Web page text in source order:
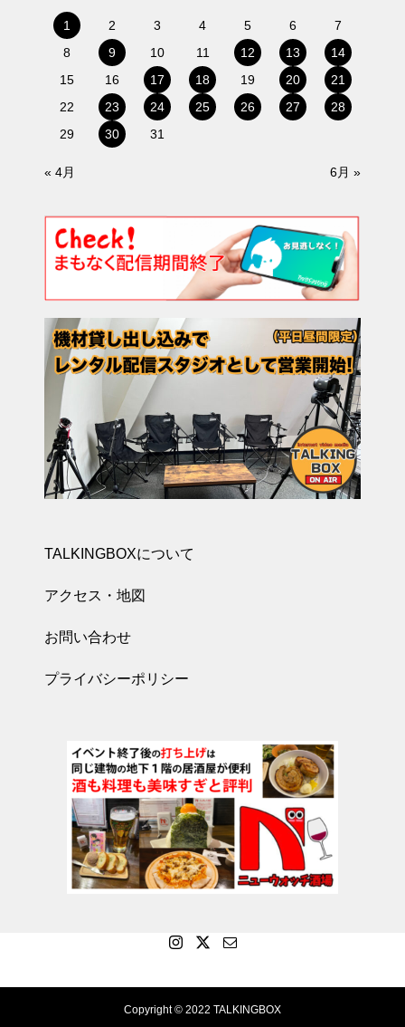
1 2 3 4 5 6
7
8
9 10 11 12 13
14
15
16 17 18 19 20
21
22
23 24 25 26 27
28
29
30 31
« 4月 6月 »
TALKINGBOXについて
アクセス・地図
お問い合わせ
プライバシーポリシー
Copyright © 2022 TALKINGBOX